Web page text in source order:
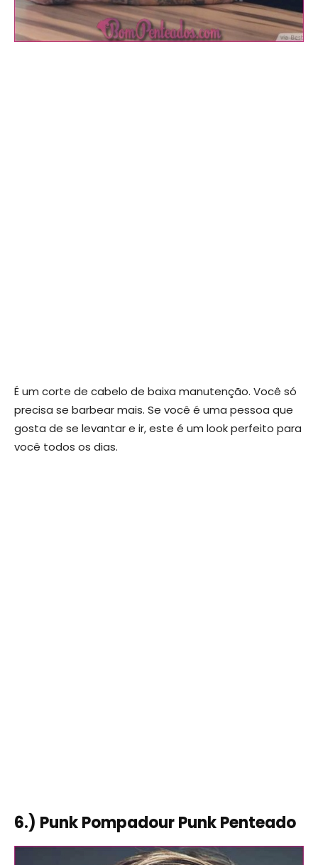
É um corte de cabelo de baixa manutenção. Você só
precisa se barbear mais. Se você é uma pessoa que
gosta de se levantar e ir, este é um look perfeito para
você todos os dias.
6.) Punk Pompadour Punk Penteado